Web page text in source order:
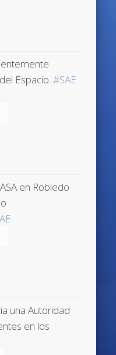
Espacio.#SAE
en Robledo
una Autoridad
en los